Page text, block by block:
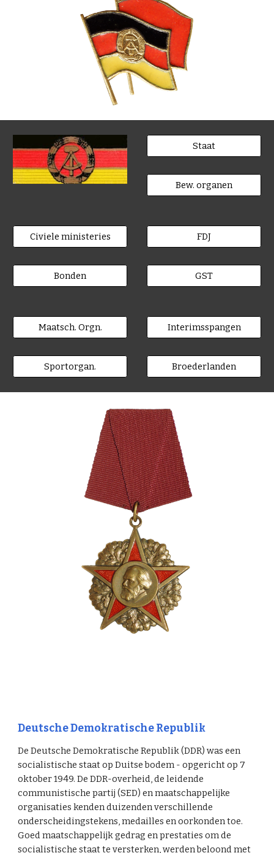
Staat
Bew. organen
Civiele ministeries
Bonden
FDJ
GST
Maatsch. Orgn.
Sportorgan.
Interimsspangen
Broederlanden
Deutsche Demokratische Republik
De Deutsche Demokratische Republik (DDR) was een
socialistische staat op Duitse bodem - opgericht op 7
oktober 1949. De DDR-overheid, de leidende
communistische partij (SED) en maatschappelijke
organisaties kenden duizenden verschillende
onderscheidingstekens, medailles en oorkonden toe.
Goed maatschappelijk gedrag en prestaties om de
socialistische staat te versterken, werden beloond met